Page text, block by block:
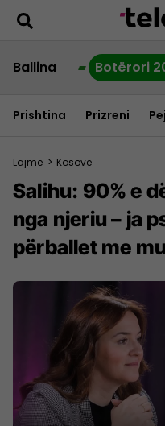
Ballina Botërori
Prishtina Prizreni
Lajme > Kosovë
Salihu: 90% e
nga njeriu – ja
përballet me